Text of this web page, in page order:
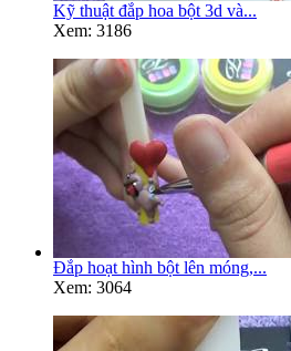
Kỹ thuật đắp hoa bột 3d và...
Xem: 3186
Đắp hoạt hình bột lên móng,...
Xem: 3064